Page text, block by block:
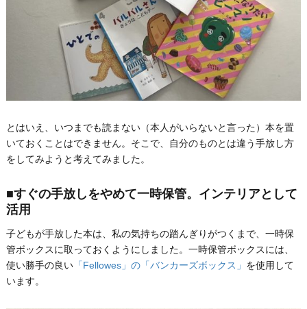
とはいえ、いつまでも読まない（本人がいらないと言った）本を置
いておくことはできません。そこで、自分のものとは違う手放し方
をしてみようと考えてみました。
■すぐの手放しをやめて一時保管。インテリアとして
活用
子どもが手放した本は、私の気持ちの踏んぎりがつくまで、一時保
管ボックスに取っておくようにしました。一時保管ボックスには、
使い勝手の良い「Fellowes」の「バンカーズボックス」 を使用して
います。